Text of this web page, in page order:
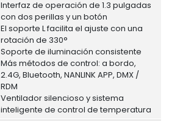
Interfaz de operación de 1.3 pulgadas
con dos perillas y un botón
El soporte L facilita el ajuste con una
rotación de 330°
Soporte de iluminación consistente
Más métodos de control: a bordo,
2.4G, Bluetooth, NANLINK APP, DMX /
RDM
Ventilador silencioso y sistema
inteligente de control de temperatura